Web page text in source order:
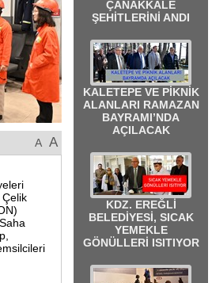
A A
Çelik
ÇANAKKALE
ŞEHİTLERİNİ ANDI
KALETEPE VE PİKNİK
ALANLARI RAMAZAN
BAYRAMI’NDA
AÇILACAK
KDZ. EREĞLİ
BELEDİYESİ, SICAK
YEMEKLE
GÖNÜLLERİ ISITIYOR